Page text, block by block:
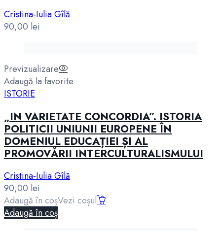
Cristina-Iulia Gîlă
90,00 lei
Previzualizare
Adaugă la favorite
ISTORIE
„IN VARIETATE CONCORDIA”. ISTORIA
POLITICII UNIUNII EUROPENE ÎN
DOMENIUL EDUCAȚIEI ȘI AL
PROMOVĂRII INTERCULTURALISMULUI
Cristina-Iulia Gîlă
90,00 lei
Adaugă în coșVezi coșul
Adaugă în coș